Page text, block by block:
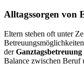
Alltagssorgen von
Eltern stehen oft unter
derGanztagsbetreuung
Balance zwischen Beruf